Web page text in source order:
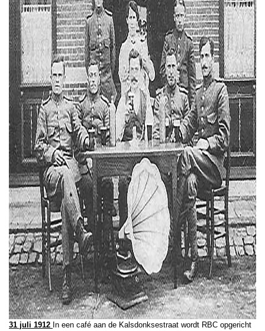
31 juli 1912 In een café aan de Kalsdonksestraat wordt RBC opgericht